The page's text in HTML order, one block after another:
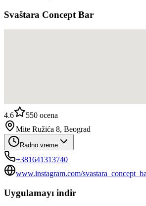
Svaštara Concept Bar
4.6 550 ocena
Mite Ružića 8, Beograd
Radno vreme
+381641313740
www.instagram.com/
Uygulamayı indir